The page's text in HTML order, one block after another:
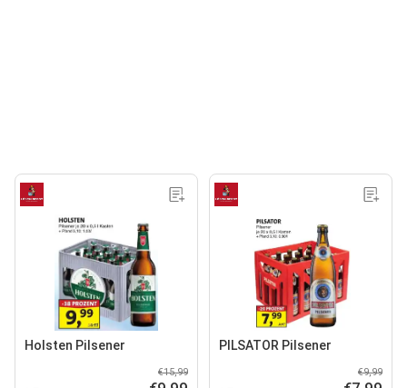
Holsten Pilsener
€15,99
PILSATOR Pilsener
€9,99